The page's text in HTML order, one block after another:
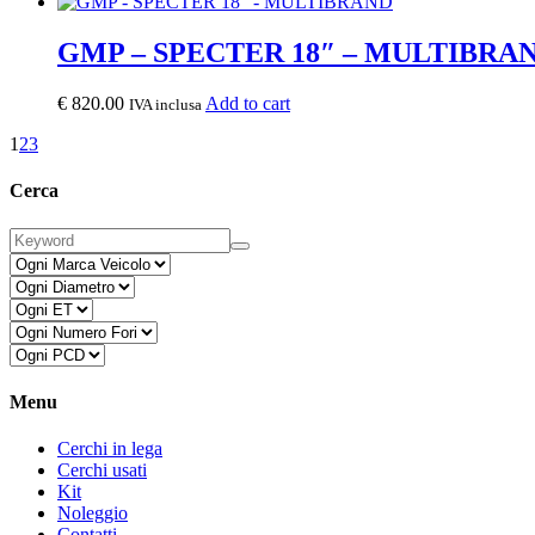
GMP – SPECTER 18″ –
€ 820.00 IVA inclusa Add to cart
1 23
Cerca
Menu
Cerchi in lega
Cerchi usati
Kit
Noleggio